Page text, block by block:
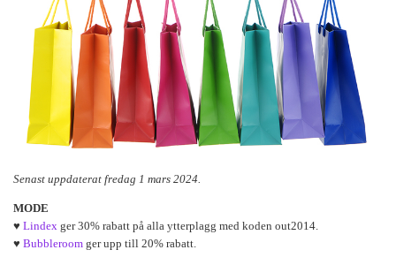
Senast uppdaterat fredag 1 mars 2024.
MODE
♥ Lindex ger 30% rabatt på alla ytterplagg med koden out2014.
♥ Bubbleroom ger upp till 20% rabatt.